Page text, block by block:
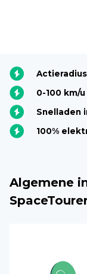
0-100 km/u
Snelladen
100%
Algemene